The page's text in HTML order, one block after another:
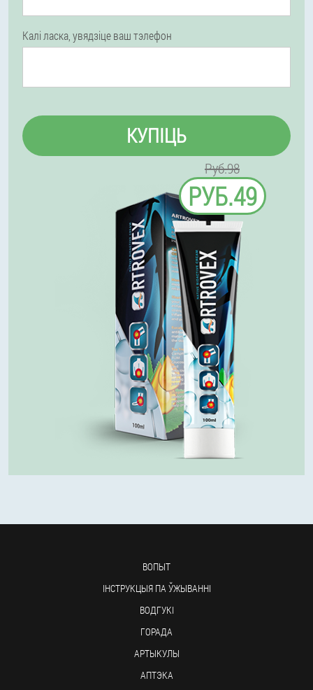
Калі ласка, увядзіце ваш тэлефон
КУПІЦЬ
Руб.98
РУБ.49
ВОПЫТ
ІНСТРУКЦЫЯ ПА ЎЖЫВАННІ
ВОДГУКІ
ГОРАДА
АРТЫКУЛЫ
АПТЭКА